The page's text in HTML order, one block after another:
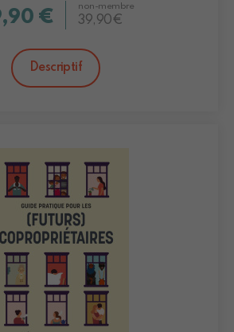
€
non-membre
39,90€
Descriptif